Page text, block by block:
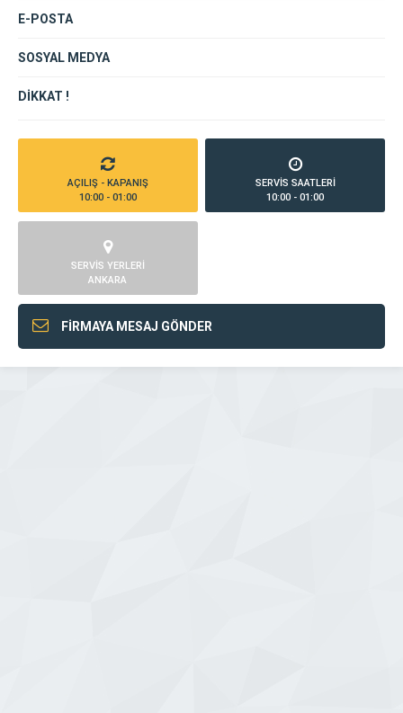
E-POSTA
SOSYAL MEDYA
DİKKAT !
AÇILIŞ - KAPANIŞ
10:00 - 01:00
SERVİS SAATLERİ
10:00 - 01:00
SERVİS YERLERİ
ANKARA
FİRMAYA MESAJ GÖNDER